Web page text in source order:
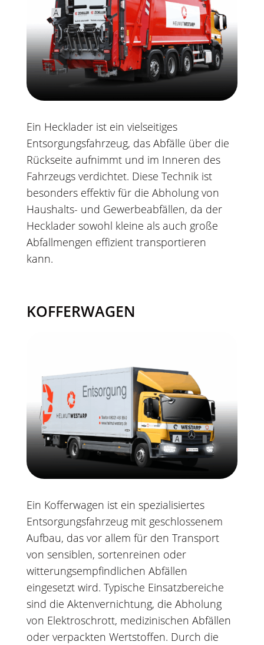
Ein Hecklader ist ein vielseitiges
Entsorgungsfahrzeug, das Abfälle über die
Rückseite aufnimmt und im Inneren des
Fahrzeugs verdichtet. Diese Technik ist
besonders effektiv für die Abholung von
Haushalts- und Gewerbeabfällen, da der
Hecklader sowohl kleine als auch große
Abfallmengen effizient transportieren
kann.
KOFFERWAGEN
Ein Kofferwagen ist ein spezialisiertes
Entsorgungsfahrzeug mit geschlossenem
Aufbau, das vor allem für den Transport
von sensiblen, sortenreinen oder
witterungsempfindlichen Abfällen
eingesetzt wird. Typische Einsatzbereiche
sind die Aktenvernichtung, die Abholung
von Elektroschrott, medizinischen Abfällen
oder verpackten Wertstoffen. Durch die